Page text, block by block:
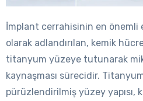
İmplant cerrahisinin en önemli
olarak adlandırılan, kemik
titanyum yüzeye tutunarak
kaynaşması sürecidir.
pürüzlendirilmiş yüzey yapısı,